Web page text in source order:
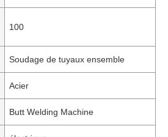
100
Soudage de tuyaux ensemble
Acier
Butt Welding Machine